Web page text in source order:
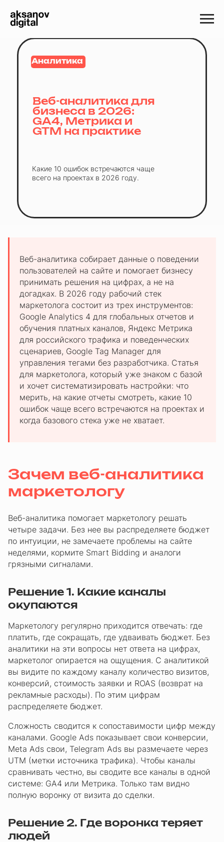
Веб-аналитика для
бизнеса в 2026:
GA4, Метрика и
GTM на практике
Какие 10 ошибок встречаются чаще
всего на проектах в 2026 году.
Аналитика
Веб-аналитика собирает данные о поведении
пользователей на сайте и помогает бизнесу
принимать решения на цифрах, а не на
догадках. В 2026 году рабочий стек
маркетолога состоит из трех инструментов:
Google Analytics 4 для глобальных отчетов и
обучения платных каналов, Яндекс Метрика
для российского трафика и поведенческих
сценариев, Google Tag Manager для
управления тегами без разработчика. Статья
для маркетолога, который уже знаком с базой
и хочет систематизировать настройки: что
мерить, на какие отчеты смотреть, какие 10
ошибок чаще всего встречаются на проектах и
когда базового стека уже не хватает.
Зачем веб-аналитика
маркетологу
Веб-аналитика помогает маркетологу решать
четыре задачи. Без нее вы распределяете бюджет
по интуиции, не замечаете проблемы на сайте
неделями, кормите Smart Bidding и аналоги
грязными сигналами.
Решение 1. Какие каналы
окупаются
Маркетологу регулярно приходится отвечать: где
платить, где сокращать, где удваивать бюджет. Без
аналитики на эти вопросы нет ответа на цифрах,
маркетолог опирается на ощущения. С аналитикой
вы видите по каждому каналу количество визитов,
конверсий, стоимость заявки и ROAS (возврат на
рекламные расходы). По этим цифрам
распределяете бюджет.
Сложность сводится к сопоставимости цифр между
каналами. Google Ads показывает свои конверсии,
Meta Ads свои, Telegram Ads вы размечаете через
UTM (метки источника трафика). Чтобы каналы
сравнивать честно, вы сводите все каналы в одной
системе: GA4 или Метрика. Только там видно
полную воронку от визита до сделки.
Решение 2. Где воронка теряет
людей